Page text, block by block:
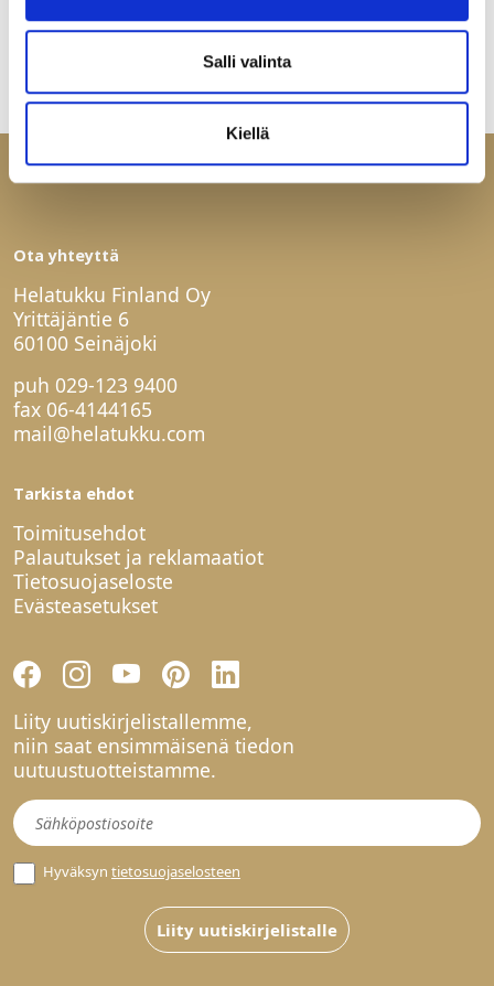
Salli valinta
Kiellä
Ota yhteyttä
Helatukku Finland Oy
Yrittäjäntie 6
60100 Seinäjoki
puh 029-123 9400
fax 06-4144165
mail@helatukku.com
Tarkista ehdot
Toimitusehdot
Palautukset ja reklamaatiot
Tietosuojaseloste
Evästeasetukset
Liity uutiskirjelistallemme,
niin saat ensimmäisenä tiedon
uutuustuotteistamme.
Uutiskirje
Hyväksyn tietosuojaselosteen
Liity uutiskirjelistalle